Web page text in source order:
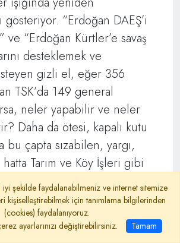
gösteriyor. “Erdoğan DAEŞ’i
ve “Erdoğan Kürtler’e savaş
desteklemek ve
gizli el, eğer 356
TSK’da 149 general
neler yapabilir ve neler
Daha da ötesi, kapalı kutu
bu çapta sızabilen, yargı,
Tarım ve Köy İşleri gibi
bile adam
yapının, PKK ve DAEŞ
doğrudan ilişkileri de
Devlete bu çapta
iyi şekilde faydalanabilmeniz ve internet sitemize
kişiselleştirebilmek için tanımlama bilgilerinden
(cookies) faydalanıyoruz.
ayarlarınızı değiştirebilirsiniz.
Tamam